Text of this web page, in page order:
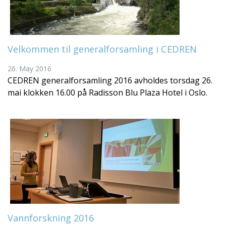
Velkommen til generalforsamling i CEDREN
26. May 2016
CEDREN generalforsamling 2016 avholdes torsdag 26.
mai klokken 16.00 på Radisson Blu Plaza Hotel i Oslo.
Vannforskning 2016